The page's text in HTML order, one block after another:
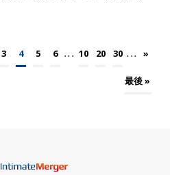
3 4 5 6 ... 10 20 30 ... »
最後 »